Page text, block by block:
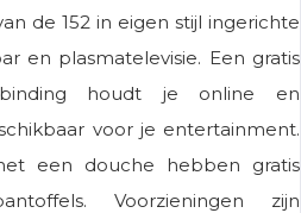
de 152 in eigen stijl ingerichte
en plasmatelevisie. Een gratis
houdt je online en
voor je entertainment.
een douche hebben gratis
Voorzieningen zijn